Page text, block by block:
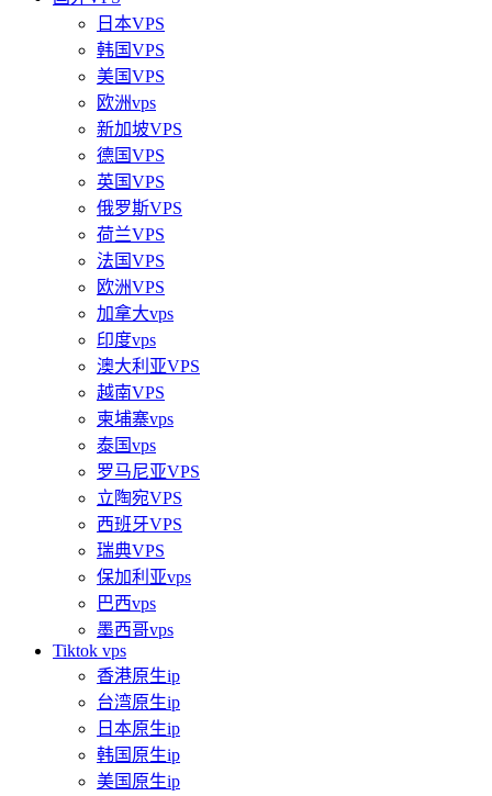
日本VPS
韩国VPS
美国VPS
欧洲vps
新加坡VPS
德国VPS
英国VPS
俄罗斯VPS
荷兰VPS
法国VPS
欧洲VPS
加拿大vps
印度vps
澳大利亚VPS
越南VPS
柬埔寨vps
泰国vps
罗马尼亚VPS
立陶宛VPS
西班牙VPS
瑞典VPS
保加利亚vps
巴西vps
墨西哥vps
Tiktok vps
香港原生ip
台湾原生ip
日本原生ip
韩国原生ip
美国原生ip